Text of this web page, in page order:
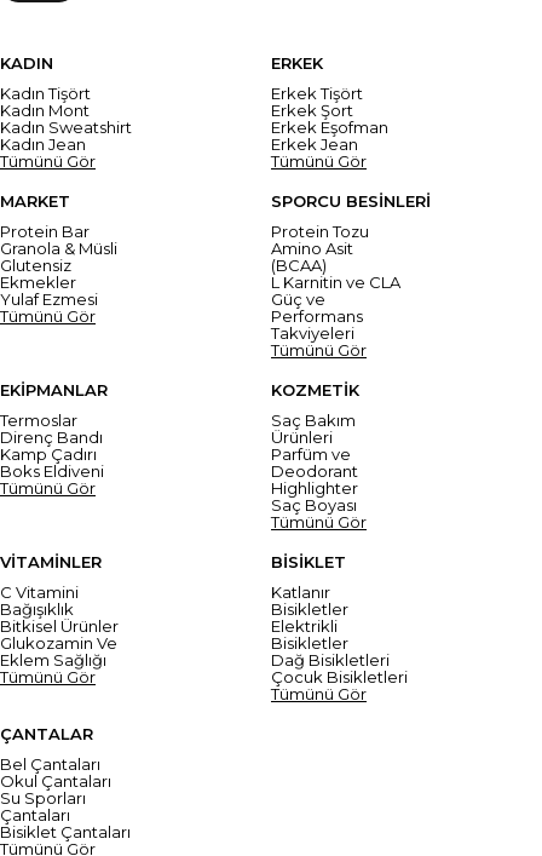
KADIN
Kadın Tişört
Kadın Mont
Kadın Sweatshirt
Kadın Jean
Tümünü Gör
ERKEK
Erkek Tişört
Erkek Şort
Erkek Eşofman
Erkek Jean
Tümünü Gör
MARKET
Protein Bar
Granola & Müsli
Glutensiz
Ekmekler
Yulaf Ezmesi
Tümünü Gör
SPORCU BESİNLERİ
Protein Tozu
Amino Asit
(BCAA)
L Karnitin ve CLA
Güç ve
Performans
Takviyeleri
Tümünü Gör
EKİPMANLAR
Termoslar
Direnç Bandı
Kamp Çadırı
Boks Eldiveni
Tümünü Gör
KOZMETİK
Saç Bakım
Ürünleri
Parfüm ve
Deodorant
Highlighter
Saç Boyası
Tümünü Gör
VİTAMİNLER
C Vitamini
Bağışıklık
Bitkisel Ürünler
Glukozamin Ve
Eklem Sağlığı
Tümünü Gör
BİSİKLET
Katlanır
Bisikletler
Elektrikli
Bisikletler
Dağ Bisikletleri
Çocuk Bisikletleri
Tümünü Gör
ÇANTALAR
Bel Çantaları
Okul Çantaları
Su Sporları
Çantaları
Bisiklet Çantaları
Tümünü Gör